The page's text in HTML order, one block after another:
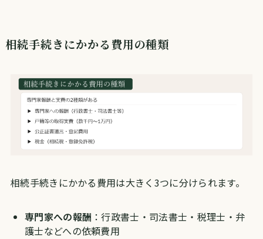
相続手続きにかかる費用の種類
相続手続きにかかる費用は大きく3つに分けられます。
専門家への報酬 ：行政書士・司法書士・税理士・弁
護士などへの依頼費用